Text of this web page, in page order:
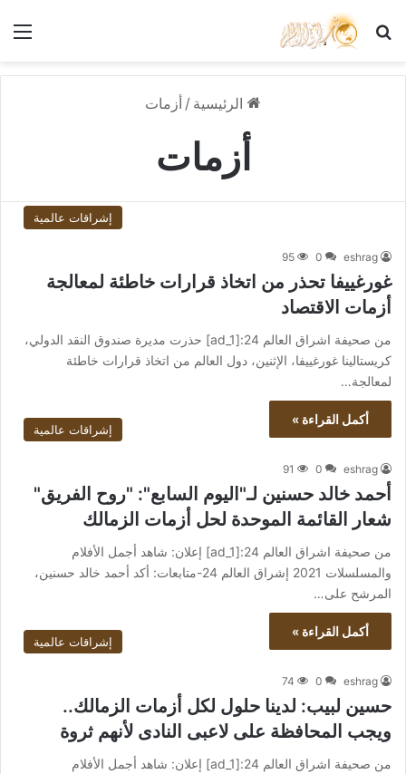
بحث عن
الرئيسية / أزمات
أزمات
إشراقات عالمية
eshrag
0
95
غورغييفا تحذر من اتخاذ قرارات خاطئة لمعالجة
أزمات الاقتصاد
من صحيفة اشراق العالم 24:[ad_1] حذرت مديرة صندوق النقد الدولي،
كريستالينا غورغييفا، الإثنين، دول العالم من اتخاذ قرارات خاطئة
لمعالجة…
أكمل القراءة »
إشراقات عالمية
eshrag
0
91
أحمد خالد حسنين لـ"اليوم السابع": "روح الفريق"
شعار القائمة الموحدة لحل أزمات الزمالك
من صحيفة اشراق العالم 24:[ad_1] إعلان: شاهد أجمل الأفلام
والمسلسلات 2021 إشراق العالم 24-متابعات: أكد أحمد خالد حسنين،
المرشح على…
أكمل القراءة »
إشراقات عالمية
eshrag
0
74
حسين لبيب: لدينا حلول لكل أزمات الزمالك..
ويجب المحافظة على لاعبى النادى لأنهم ثروة
من صحيفة اشراق العالم 24:[ad_1] إعلان: شاهد أجمل الأفلام